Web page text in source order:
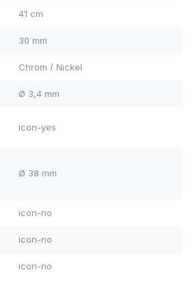
41 cm
30 mm
Chrom / Nickel
Ø 3,4 mm
icon-yes
Ø 38 mm
icon-no
icon-no
icon-no